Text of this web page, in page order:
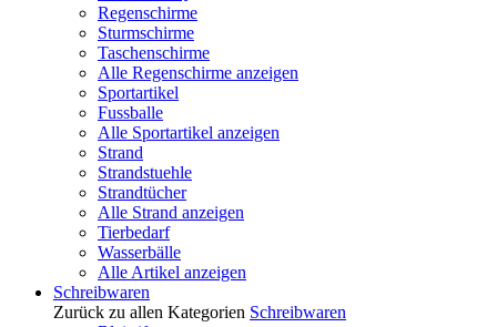
Regenschirme
Sturmschirme
Taschenschirme
Alle Regenschirme anzeigen
Sportartikel
Fussballe
Alle Sportartikel anzeigen
Strand
Strandstuehle
Strandtücher
Alle Strand anzeigen
Tierbedarf
Wasserbälle
Alle Artikel anzeigen
Schreibwaren
Zurück zu allen Kategorien Schreibwaren